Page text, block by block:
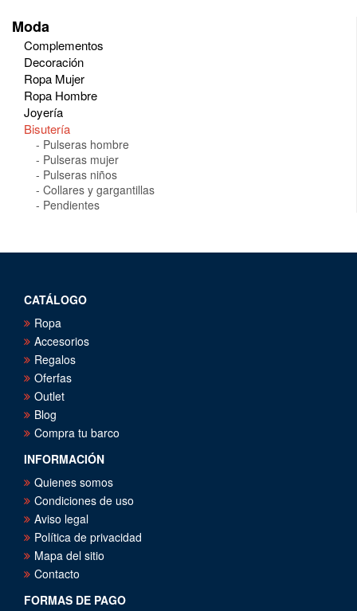
Moda
Complementos
Decoración
Ropa Mujer
Ropa Hombre
Joyería
Bisutería
Pulseras hombre
Pulseras mujer
Pulseras niños
Collares y gargantillas
Pendientes
CATÁLOGO
Ropa
Accesorios
Regalos
Oferfas
Outlet
Blog
Compra tu barco
INFORMACIÓN
Quienes somos
Condiciones de uso
Aviso legal
Política de privacidad
Mapa del sitio
Contacto
FORMAS DE PAGO